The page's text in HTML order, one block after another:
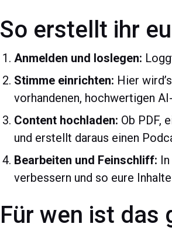
So erstellt ihr
Anmelden und loslegen:
Stimme einrichten: Hier
vorhandenen, hochwertigen
Content hochladen: Ob PDF,
und erstellt daraus einen
Bearbeiten und Feinschliff:
verbessern und so eure
Für wen ist das